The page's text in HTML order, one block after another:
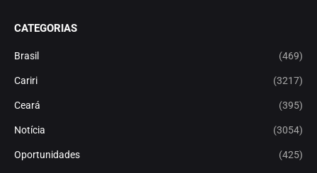
CATEGORIAS
Brasil (469)
Cariri (3217)
Ceará (395)
Notícia (3054)
Oportunidades (425)